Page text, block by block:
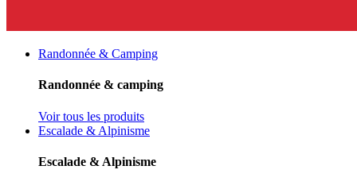
Randonnée & Camping
Randonnée & camping
Voir tous les produits
Escalade & Alpinisme
Escalade & Alpinisme